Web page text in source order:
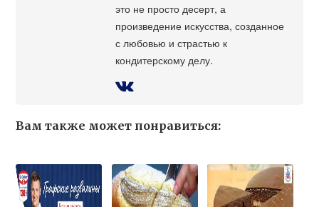
это не просто десерт, а
произведение искусства, созданное
с любовью и страстью к
кондитерскому делу.
Вам также может понравиться: